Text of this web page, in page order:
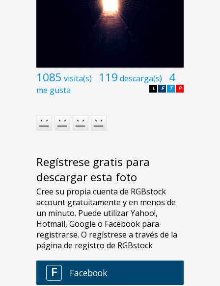
1085 visita(s) 119 descarga(s) 4
me gusta P
T
F
L
Regístrese gratis para
descargar esta foto